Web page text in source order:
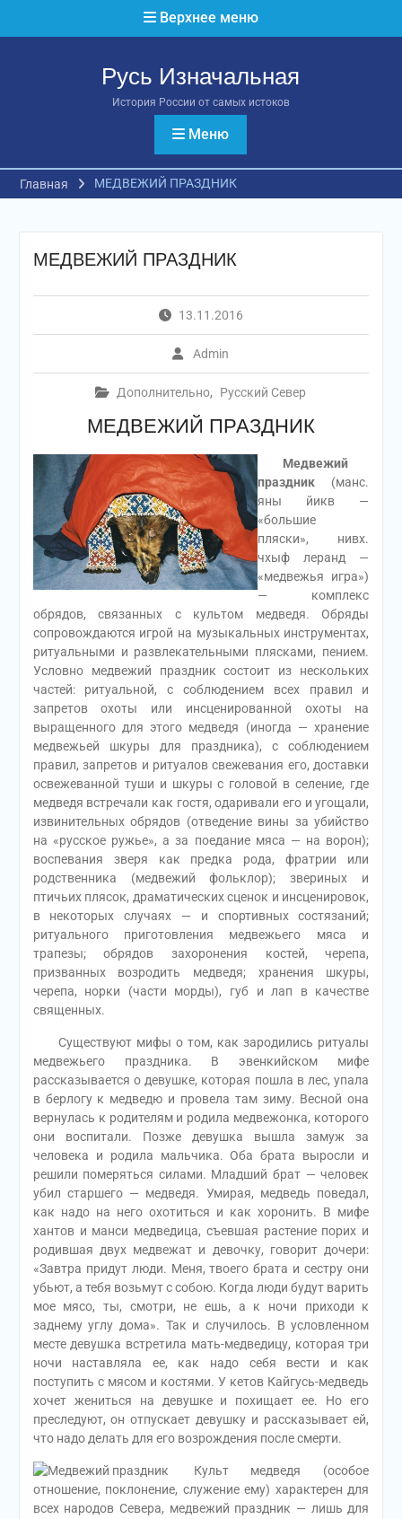
Верхнее меню
Русь Изначальная
История России от самых истоков
Меню
Главная МЕДВЕЖИЙ ПРАЗДНИК
МЕДВЕЖИЙ ПРАЗДНИК
13.11.2016
Admin
Дополнительно, Русский Север
МЕДВЕЖИЙ ПРАЗДНИК
Медвежий
праздник(манс.
яны йикв —
«большие
пляски», нивх.
чхыф леранд —
«медвежья игра»)
— комплекс
обрядов, связанных с культом медведя. Обряды
сопровождаются игрой на музыкальных инструментах,
ритуальными и развлекательными плясками, пением.
Условно медвежий праздник состоит из нескольких
частей: ритуальной, с соблюдением всех правил и
запретов охоты или инсценированной охоты на
выращенного для этого медведя (иногда — хранение
медвежьей шкуры для праздника), с соблюдением
правил, запретов и ритуалов свежевания его, доставки
освежеванной туши и шкуры с головой в селение, где
медведя встречали как гостя, одаривали его и угощали,
извинительных обрядов (отведение вины за убийство
на «русское ружье», а за поедание мяса — на ворон);
воспевания зверя как предка рода, фратрии или
родственника (медвежий фольклор); звериных и
птичьих плясок, драматических сценок и инсценировок,
в некоторых случаях — и спортивных состязаний;
ритуального приготовления медвежьего мяса и
трапезы; обрядов захоронения костей, черепа,
призванных возродить медведя; хранения шкуры,
черепа, норки (части морды), губ и лап в качестве
священных.
Существуют мифы о том, как зародились ритуалы
медвежьего праздника. В эвенкийском мифе
рассказывается о девушке, которая пошла в лес, упала
в берлогу к медведю и провела там зиму. Весной она
вернулась к родителям и родила медвежонка, которого
они воспитали. Позже девушка вышла замуж за
человека и родила мальчика. Оба брата выросли и
решили померяться силами. Младший брат — человек
убил старшего — медведя. Умирая, медведь поведал,
как надо на него охотиться и как хоронить. В мифе
хантов и манси медведица, съевшая растение порих и
родившая двух медвежат и девочку, говорит дочери:
«Завтра придут люди. Меня, твоего брата и сестру они
убьют, а тебя возьмут с собою. Когда люди будут варить
мое мясо, ты, смотри, не ешь, а к ночи приходи к
заднему углу дома». Так и случилось. В условленном
месте девушка встретила мать-медведицу, которая три
ночи наставляла ее, как надо себя вести и как
поступить с мясом и костями. У кетов Кайгусь-медведь
хочет жениться на девушке и похищает ее. Но его
преследуют, он отпускает девушку и рассказывает ей,
что надо делать для его возрождения после смерти.
Культ медведя (особое
отношение, поклонение, служение ему) характерен для
всех народов Севера, медвежий праздник — лишь для